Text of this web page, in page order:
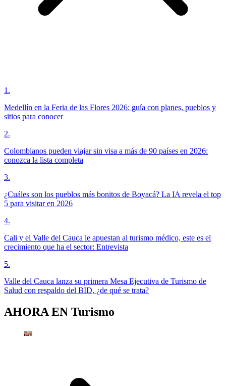
1.
Medellín en la Feria de las Flores 2026: guía con planes, pueblos y
sitios para conocer
2.
Colombianos pueden viajar sin visa a más de 90 países en 2026:
conozca la lista completa
3.
¿Cuáles son los pueblos más bonitos de Boyacá? La IA revela el top
5 para visitar en 2026
4.
Cali y el Valle del Cauca le apuestan al turismo médico, este es el
crecimiento que ha el sector: Entrevista
5.
Valle del Cauca lanza su primera Mesa Ejecutiva de Turismo de
Salud con respaldo del BID, ¿de qué se trata?
AHORA EN Turismo